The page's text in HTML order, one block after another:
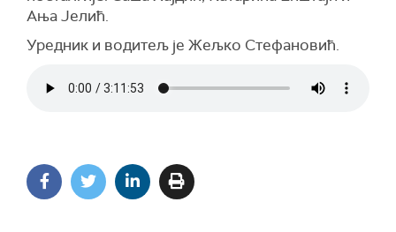
Ања Јелић.
Уредник и водитељ је Жељко Стефановић.